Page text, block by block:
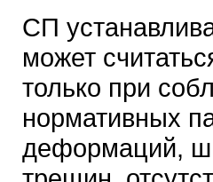
СП
может
только при
нормативных
деформаций,